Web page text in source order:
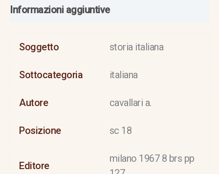
Informazioni aggiuntive
Soggetto storia italiana
Sottocategoria italiana
Autore cavallari a.
Posizione sc 18
Editore
milano 1967 8 brs pp